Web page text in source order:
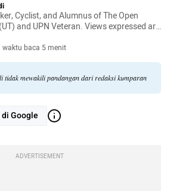
Cyclist, and Alumnus of The Open
and UPN Veteran. Views expressed are
waktu baca 5 menit
tidak mewakili pandangan dari redaksi kumparan
Google
ADVERTISEMENT